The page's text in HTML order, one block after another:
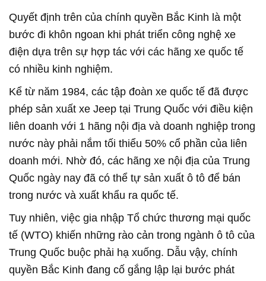
Quyết định trên của chính quyền Bắc Kinh là một
bước đi khôn ngoan khi phát triển công nghệ xe
điện dựa trên sự hợp tác với các hãng xe quốc tế
có nhiều kinh nghiệm.
Kể từ năm 1984, các tập đoàn xe quốc tế đã được
phép sản xuất xe Jeep tại Trung Quốc với điều kiện
liên doanh với 1 hãng nội địa và doanh nghiệp trong
nước này phải nắm tối thiểu 50% cổ phần của liên
doanh mới. Nhờ đó, các hãng xe nội địa của Trung
Quốc ngày nay đã có thể tự sản xuất ô tô để bán
trong nước và xuất khẩu ra quốc tế.
Tuy nhiên, việc gia nhập Tổ chức thương mại quốc
tế (WTO) khiến những rào cản trong ngành ô tô của
Trung Quốc buộc phải hạ xuống. Dẫu vậy, chính
quyền Bắc Kinh đang cố gắng lập lại bước phát